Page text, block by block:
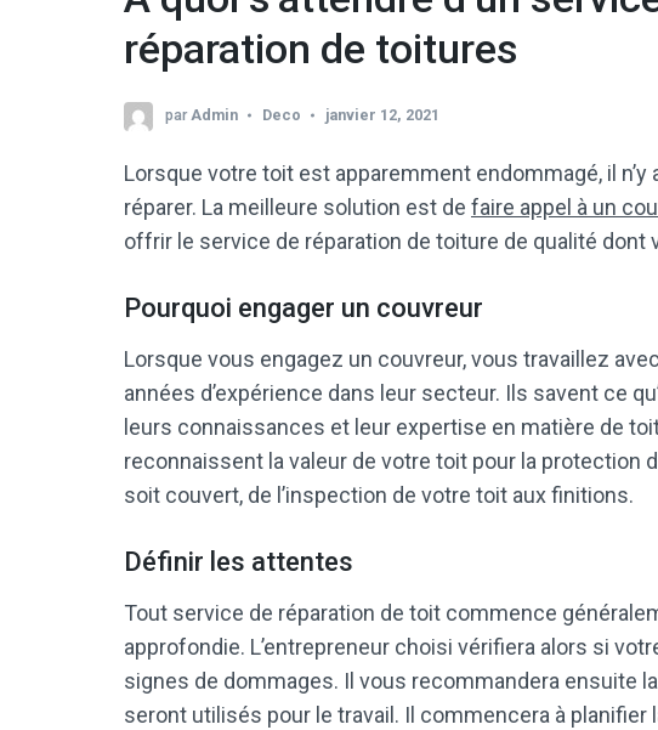
réparation de toitures
parAdmin Deco janvier 12, 2021
Lorsque votre toit est apparemment endommagé, il n’y
réparer. La meilleure solution est de faire appel à un
offrir le service de réparation de toiture de qualité dont
Pourquoi engager un couvreur
Lorsque vous engagez un couvreur, vous travaillez
années d’expérience dans leur secteur. Ils savent ce
leurs connaissances et leur expertise en matière de
reconnaissent la valeur de votre toit pour la protection
soit couvert, de l’inspection de votre toit aux finitions.
Définir les attentes
Tout service de réparation de toit commence
approfondie. L’entrepreneur choisi vérifiera alors si
signes de dommages. Il vous recommandera ensuite
seront utilisés pour le travail. Il commencera à planifier